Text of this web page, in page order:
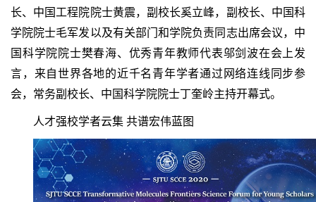
长、中国工程院院士黄震，副校长奚立峰，副校长、中国科
学院院士毛军发以及有关部门和学院负责同志出席会议，中
国科学院院士樊春海、优秀青年教师代表邬剑波在会上发
言，来自世界各地的近千名青年学者通过网络连线同步参
会，常务副校长、中国科学院院士丁奎岭主持开幕式。
人才强校学者云集 共谱宏伟蓝图